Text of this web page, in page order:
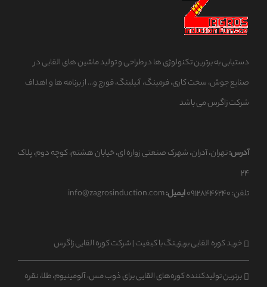
دستیابی به برترین تکنولوژی ها در طراحی و تولید ماشین های القایی در
صنایع جوش، سخت کاری، فرمینگ، آنیلینگ، فورج و... از برنامه ها و اهداف
شرکت زاگرس می باشد
آدرس:تهران، آدران، شهرک صنعتی زواره ای، خیابان هشتم، کوچه دوم، پلاک
۲۴
تلفن: ۰۹۱۲۸۴۴۶۲۴۰
ایمیل:
خرید کوره القایی بریزینگ با کیفیت | شرکت کوره القایی زاگرس
برترین تولیدکننده کوره‌های القایی برای ذوب مس، آلومینیوم، طلا، نقره